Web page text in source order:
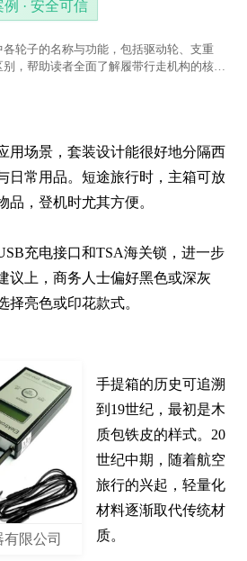
· 安全可信
轮子的名称与功能，包括驱动轮、支重
，帮助读者全面了解履带行走机构的核心
用场景，套装设计能很好地分隔西
日常用品。短途旅行时，主箱可放
品，登机时尤其方便。
充电接口和TSA海关锁，进一步
议上，商务人士偏好黑色或深灰
择亮色或印花款式。
限公司
手提箱的历史可追溯
到19世纪，最初是木
质包铁皮的样式。20
世纪中期，随着航空
旅行的兴起，轻量化
材料逐渐取代传统材
质。